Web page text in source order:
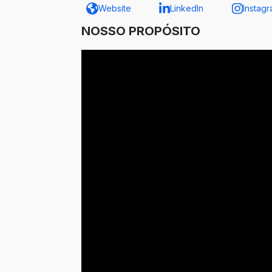
Website LinkedIn
NOSSO PROPÓSITO